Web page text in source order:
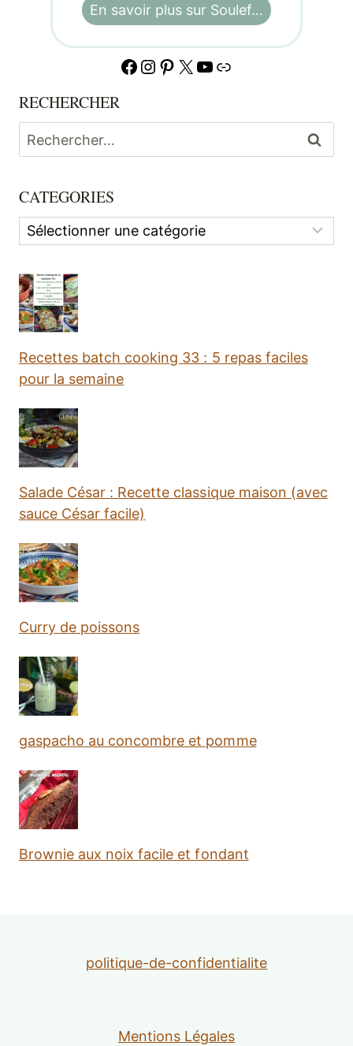
En savoir plus sur Soulef…
Facebook
Instagram
Pinterest
X YouTube
Lien
RECHERCHER
Rechercher :
CATEGORIES
Categories
Recettes batch cooking 33 : 5 repas faciles
pour la semaine
Salade César : Recette classique maison (avec
sauce César facile)
Curry de poissons
gaspacho au concombre et pomme
Brownie aux noix facile et fondant
politique-de-confidentialite
Mentions Légales